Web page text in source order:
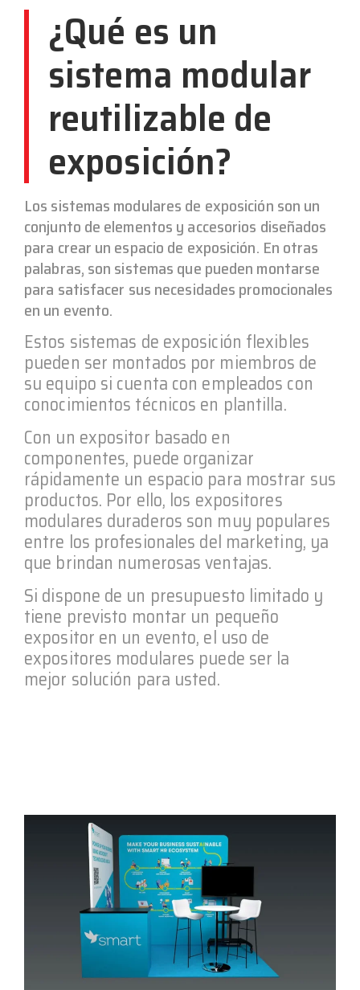
¿Qué es un
sistema modular
reutilizable de
exposición?
Los sistemas modulares de exposición son un
conjunto de elementos y accesorios diseñados
para crear un espacio de exposición. En otras
palabras, son sistemas que pueden montarse
para satisfacer sus necesidades promocionales
en un evento.
Estos sistemas de exposición flexibles
pueden ser montados por miembros de
su equipo si cuenta con empleados con
conocimientos técnicos en plantilla.
Con un expositor basado en
componentes, puede organizar
rápidamente un espacio para mostrar sus
productos. Por ello, los expositores
modulares duraderos son muy populares
entre los profesionales del marketing, ya
que brindan numerosas ventajas.
Si dispone de un presupuesto limitado y
tiene previsto montar un pequeño
expositor en un evento, el uso de
expositores modulares puede ser la
mejor solución para usted.